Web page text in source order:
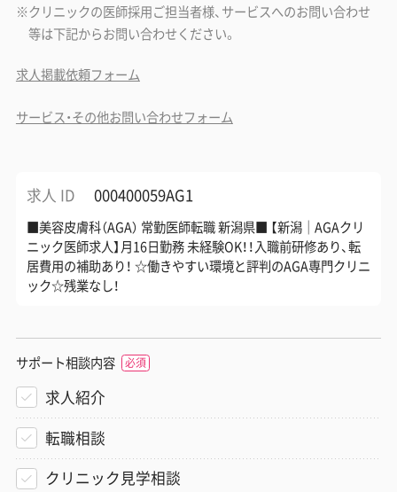
クリニックの医師採用ご担当者様、サービスへのお問い合わせ
等は下記からお問い合わせください。
求人掲載依頼フォーム
サービス・その他お問い合わせフォーム
求人 ID 000400059AG1
■美容皮膚科（AGA） 常勤医師転職 新潟県■ 【新潟｜AGAクリ
ニック医師求人】月16日勤務 未経験OK！！入職前研修あり、転
居費用の補助あり！ ☆働きやすい環境と評判のAGA専門クリニ
ック☆残業なし！
サポート相談内容
求人紹介
転職相談
クリニック見学相談